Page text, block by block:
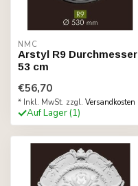
NMC
Arstyl R9 Durchmesser
53 cm
€56,70
* Inkl. MwSt. zzgl. Versandkosten
Auf Lager (1)